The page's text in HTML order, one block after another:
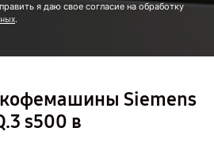
я даю свое согласие на обработку
.
Siemens
s500 в